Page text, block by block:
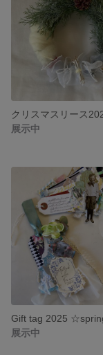
展示中
展示中